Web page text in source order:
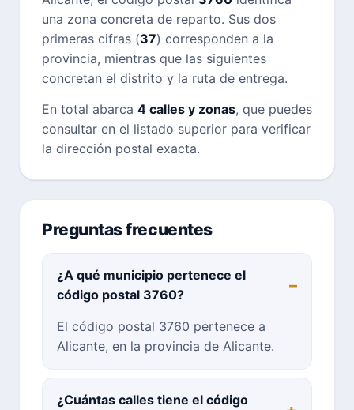
una zona concreta de reparto. Sus dos
primeras cifras (37) corresponden a la
provincia, mientras que las siguientes
concretan el distrito y la ruta de entrega.
En total abarca 4 calles y zonas, que puedes
consultar en el listado superior para verificar
la dirección postal exacta.
Preguntas frecuentes
¿A qué municipio pertenece el
código postal 3760?
El código postal 3760 pertenece a
Alicante, en la provincia de Alicante.
¿Cuántas calles tiene el código